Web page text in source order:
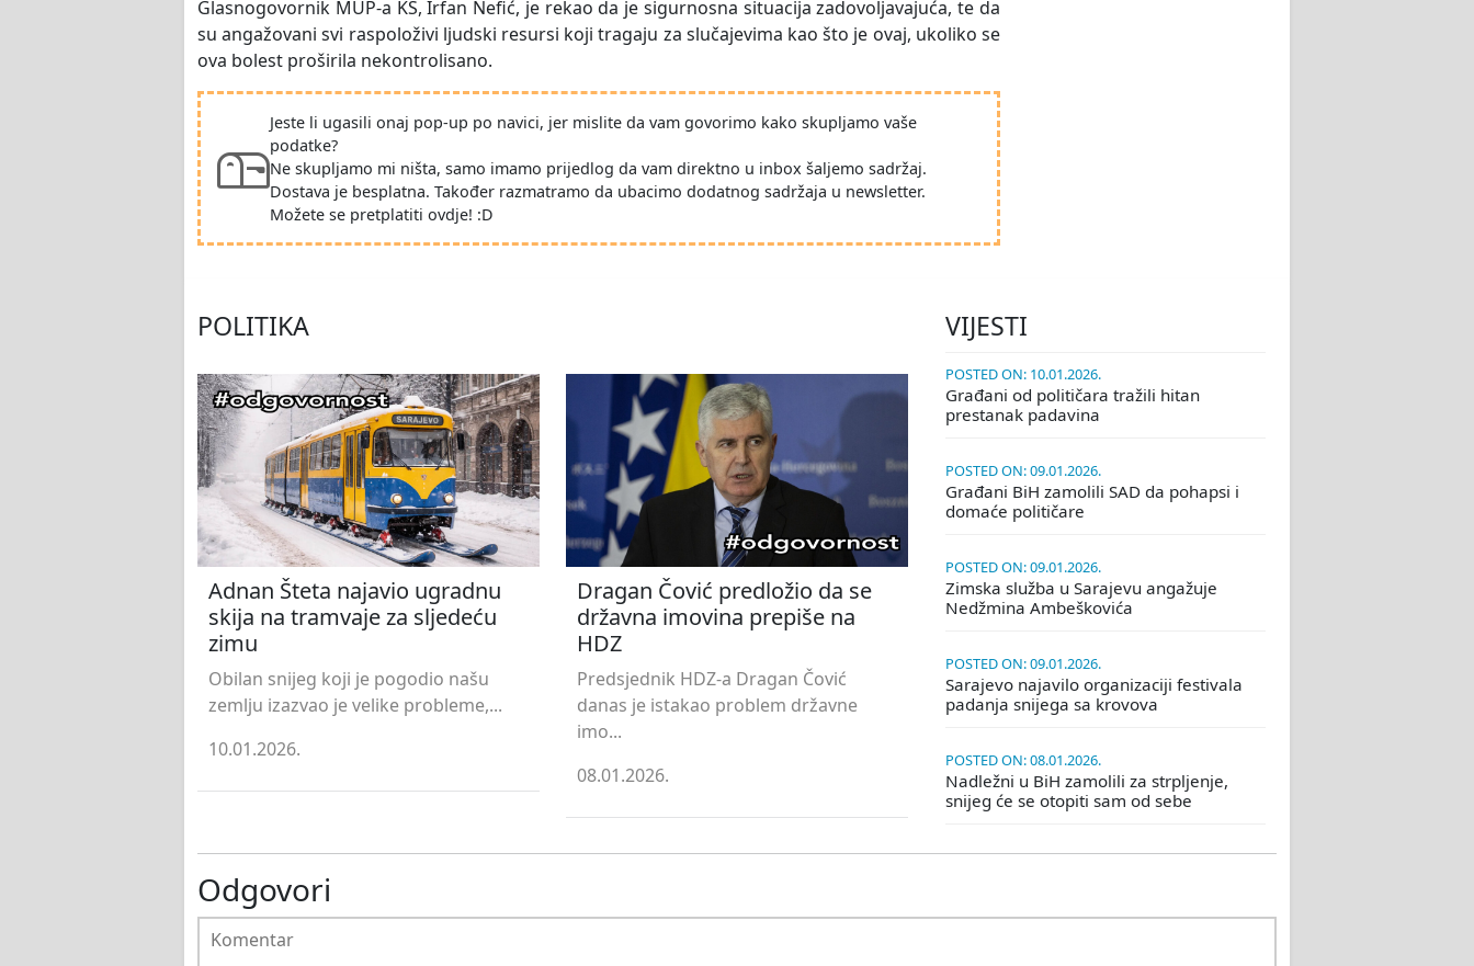
Glasnogovornik MUP-a KS, Irfan Nefić, je rekao da je sigurnosna situacija zadovoljavajuća, te da
su angažovani svi raspoloživi ljudski resursi koji tragaju za slučajevima kao što je ovaj, ukoliko se
ova bolest proširila nekontrolisano.
Jeste li ugasili onaj pop-up po navici, jer mislite da vam govorimo kako skupljamo vaše
podatke?
Ne skupljamo mi ništa, samo imamo prijedlog da vam direktno u inbox šaljemo sadržaj.
Dostava je besplatna. Također razmatramo da ubacimo dodatnog sadržaja u newsletter.
Možete se pretplatiti ovdje! :D
POLITIKA
Adnan Šteta najavio ugradnu
skija na tramvaje za sljedeću
zimu
Obilan snijeg koji je pogodio našu
zemlju izazvao je velike probleme,...
10.01.2026.
Dragan Čović predložio da se
državna imovina prepiše na
HDZ
Predsjednik HDZ-a Dragan Čović
danas je istakao problem državne
imo...
08.01.2026.
VIJESTI
POSTED ON: 10.01.2026.
Građani od političara tražili hitan
prestanak padavina
POSTED ON: 09.01.2026.
Građani BiH zamolili SAD da pohapsi i
domaće političare
POSTED ON: 09.01.2026.
Zimska služba u Sarajevu angažuje
Nedžmina Ambeškovića
POSTED ON: 09.01.2026.
Sarajevo najavilo organizaciji festivala
padanja snijega sa krovova
POSTED ON: 08.01.2026.
Nadležni u BiH zamolili za strpljenje,
snijeg će se otopiti sam od sebe
Odgovori